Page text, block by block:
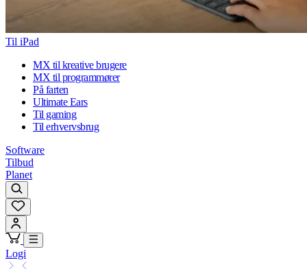
Til iPad
MX til kreative brugere
MX til programmører
På farten
Ultimate Ears
Til gaming
Til erhvervsbrug
Software
Tilbud
Planet
Logi